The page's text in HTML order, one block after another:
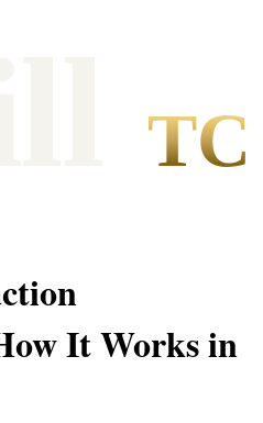
TC
It Works in